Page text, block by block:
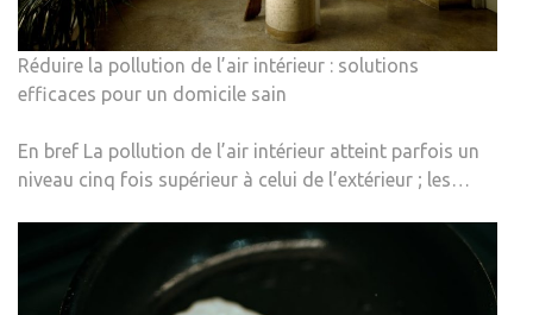
Réduire la pollution de l’air intérieur : solutions
efficaces pour un domicile sain
En bref La pollution de l’air intérieur atteint parfois un
niveau cinq fois supérieur à celui de l’extérieur ; les…